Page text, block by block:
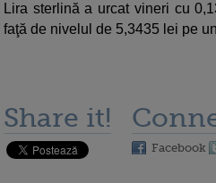
Lira sterlină a urcat vineri cu
faţă de nivelul de 5,3435 lei pe
Share it!
Facebook